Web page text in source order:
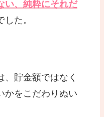
い、純粋にそれだ
た。
、貯金額ではなく
かをこだわりぬい